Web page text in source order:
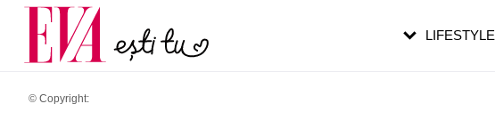
© Copyright:
LIFESTYLE
Carieră
Actualitate